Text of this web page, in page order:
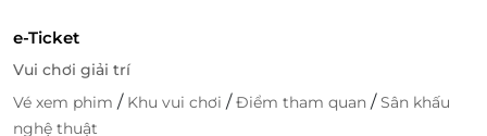
e-Ticket
Vui chơi giải trí
Vé xem phim / Khu vui chơi /Điểm tham quan /Sân khấu
nghệ thuật